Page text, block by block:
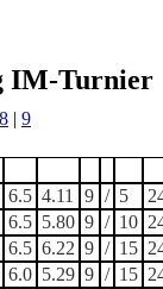
IM-Turnier
8 | 9
6.5 4.11 9 / 5
6.5 5.80 9 / 10
6.5 6.22 9 / 15
6.0 5.29 9 / 15